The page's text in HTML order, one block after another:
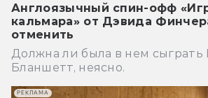
Англоязычный спин-офф
кальмара» от Дэвида
отменить
Должна ли была в нем сыграть
Бланшетт, неясно.
РЕКЛАМА